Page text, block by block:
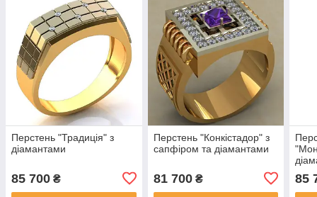
Перстень "Традиція" з
діамантами
85 700 ₴
Перстень "Конкістадор" з
сапфіром та діамантами
81 700₴ 85